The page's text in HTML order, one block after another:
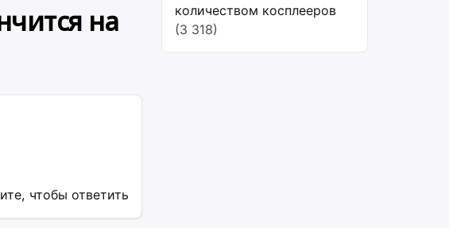
на
чтобы ответить
количеством косплееров
(3 318)